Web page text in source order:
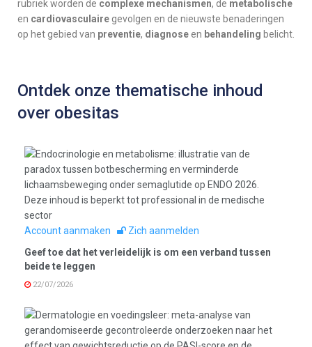
rubriek worden de complexe mechanismen, de metabolische
en cardiovasculaire gevolgen en de nieuwste benaderingen
op het gebied van preventie, diagnoseen behandeling belicht.
Ontdek onze thematische inhoud
over obesitas
Deze inhoud is beperkt tot professional in de medische
sector
Account aanmaken
Zich aanmelden
Geef toe dat het verleidelijk is om een verband tussen
beide te leggen
22/07/2026